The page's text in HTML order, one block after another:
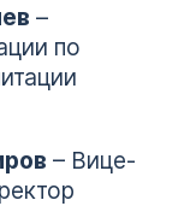
–
по
– Вице-